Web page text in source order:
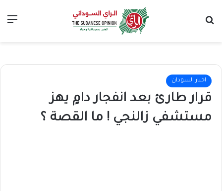
اخبار السودان
قرار طارئ بعد انفجار دامٍ يهز
مستشفي زالنجي ! ما القصة ؟